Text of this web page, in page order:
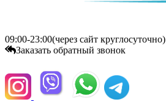
09:00-23:00(через сайт круглосуточно)
Заказать обратный звонок